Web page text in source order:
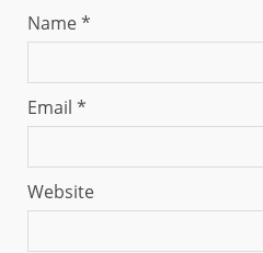
Name*
Email *
Website